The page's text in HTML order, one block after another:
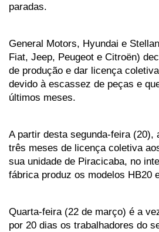
paradas.
General Motors, Hyundai e
Fiat, Jeep, Peugeot e Citroën)
de produção e dar licença
devido à escassez de peças e
últimos meses.
A partir desta segunda-feira (20),
três meses de licença coletiva
sua unidade de Piracicaba, no
fábrica produz os modelos HB20
Quarta-feira (22 de março) é a
por 20 dias os trabalhadores do